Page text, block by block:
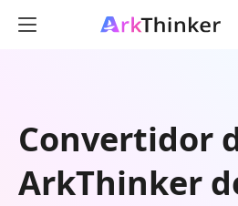
Convertidor
ArkThinker